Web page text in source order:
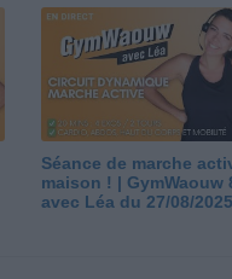
Séance de marche
maison ! | GymWaouw
avec Léa du 27/08/2025